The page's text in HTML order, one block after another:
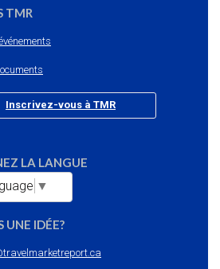
TMR
Inscrivez-vous à TMR
LA LANGUE
▼
UNE IDÉE?